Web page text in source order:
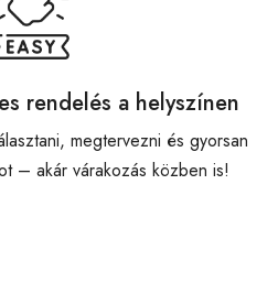
rendelés a helyszínen
megtervezni és gyorsan
– akár várakozás közben is!